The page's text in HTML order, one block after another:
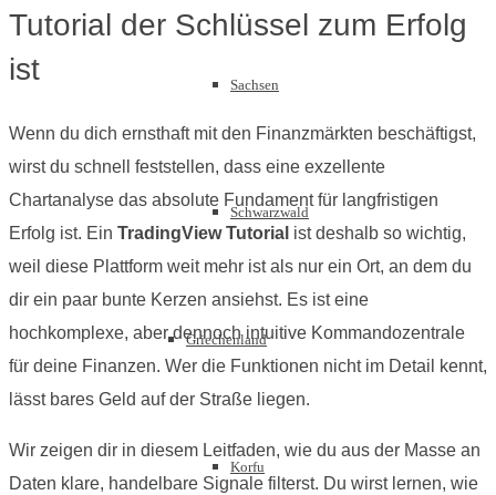
Sachsen
Schwarzwald
Griechenland
Korfu
Tutorial der Schlüssel zum Erfolg
ist
Wenn du dich ernsthaft mit den Finanzmärkten beschäftigst,
wirst du schnell feststellen, dass eine exzellente
Chartanalyse das absolute Fundament für langfristigen
Erfolg ist. Ein TradingView Tutorial ist deshalb so wichtig,
weil diese Plattform weit mehr ist als nur ein Ort, an dem du
dir ein paar bunte Kerzen ansiehst. Es ist eine
hochkomplexe, aber dennoch intuitive Kommandozentrale
für deine Finanzen. Wer die Funktionen nicht im Detail kennt,
lässt bares Geld auf der Straße liegen.
Wir zeigen dir in diesem Leitfaden, wie du aus der Masse an
Daten klare, handelbare Signale filterst. Du wirst lernen, wie